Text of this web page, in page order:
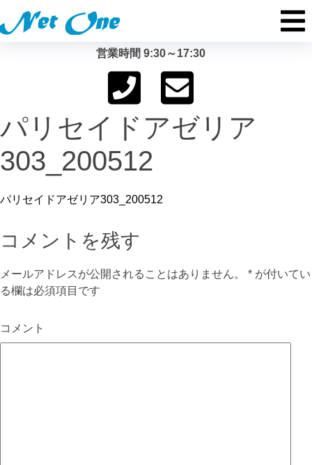
営業時間 9:30～17:30
パリセイドアゼリア
303_200512
パリセイドアゼリア303_200512
コメントを残す
メールアドレスが公開されることはありません。 * が付いてい
る欄は必須項目です
コメント